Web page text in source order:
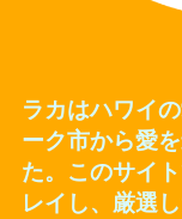
ラカはハワイ
ーク市から愛
た。このサイ
レイし、厳選